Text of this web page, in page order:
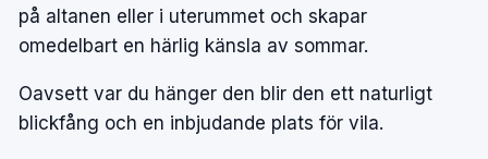
på altanen eller i uterummet och skapar
omedelbart en härlig känsla av sommar.
Oavsett var du hänger den blir den ett naturligt
blickfång och en inbjudande plats för vila.